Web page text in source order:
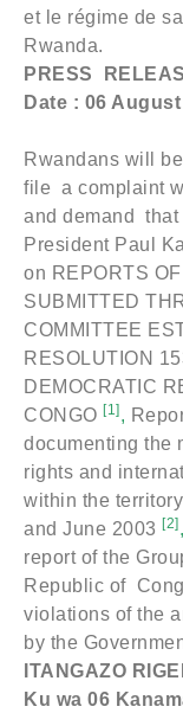
et le régime de
Rwanda.
PRESS
Date : 06
Rwandans will
file a complaint
and demand
President Paul
on REPORTS
SUBMITTED
COMMITTEE
RESOLUTION
DEMOCRATIC
CONGO [1] ,
documenting the
rights and
within the
and June 2003 [2] ,
report of the
Republic of
violations of the
by the
ITANGAZO
Ku wa 06